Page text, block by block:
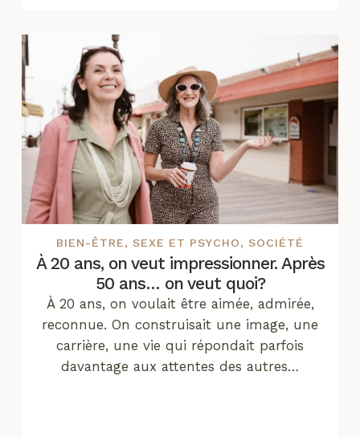
BIEN-ÊTRE, SEXE ET PSYCHO, SOCIÉTÉ
À 20 ans, on veut impressionner. Après
50 ans… on veut quoi?
À 20 ans, on voulait être aimée, admirée,
reconnue. On construisait une image, une
carrière, une vie qui répondait parfois
davantage aux attentes des autres…